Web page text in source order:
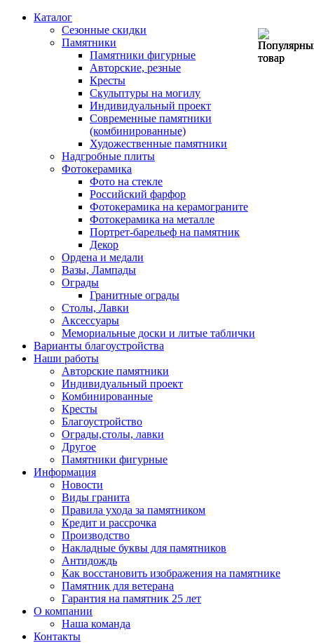
Каталог
Сезонные скидки
Памятники
Памятники фигурные
Авторские, резные
Кресты
Скульптуры на могилу
Индивидуальный проект
Современные памятники
(комбинированные)
Художественные памятники
Надгробные плиты
Фотокерамика
Фото на стекле
Российский фарфор
Фотокерамика на керамограните
Фотокерамика на металле
Портрет-барельеф на памятник
Декор
Ордена и медали
Вазы, Лампады
Ограды
Гранитные ограды
Столы, Лавки
Аксессуары
Мемориальные доски и литые таблички
Варианты благоустройства
Наши работы
Авторские памятники
Индивидуальный проект
Комбинированные
Кресты
Благоустройство
Ограды,столы, лавки
Другое
Памятники фигурные
Информация
Новости
Виды гранита
Правила ухода за памятником
Кредит и рассрочка
Производство
Накладные буквы для памятников
Антидождь
Как восстановить изображения на памятнике
Памятник для ветерана
Гарантия на памятник 25 лет
О компании
Наша команда
Контакты